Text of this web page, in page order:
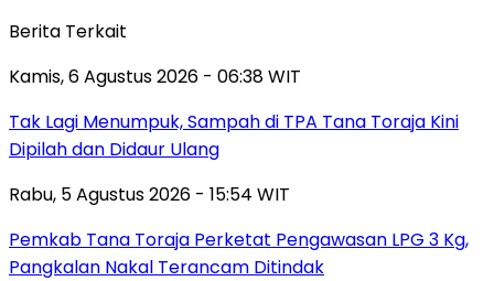
Berita Terkait
Kamis, 6 Agustus 2026 - 06:38 WIT
Tak Lagi Menumpuk, Sampah di TPA Tana Toraja Kini
Dipilah dan Didaur Ulang
Rabu, 5 Agustus 2026 - 15:54 WIT
Pemkab Tana Toraja Perketat Pengawasan LPG 3 Kg,
Pangkalan Nakal Terancam Ditindak